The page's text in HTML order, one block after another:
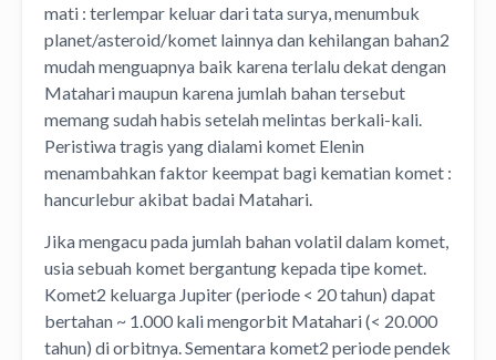
mati : terlempar keluar dari tata surya, menumbuk
planet/asteroid/komet lainnya dan kehilangan bahan2
mudah menguapnya baik karena terlalu dekat dengan
Matahari maupun karena jumlah bahan tersebut
memang sudah habis setelah melintas berkali-kali.
Peristiwa tragis yang dialami komet Elenin
menambahkan faktor keempat bagi kematian komet :
hancurlebur akibat badai Matahari.
Jika mengacu pada jumlah bahan volatil dalam komet,
usia sebuah komet bergantung kepada tipe komet.
Komet2 keluarga Jupiter (periode < 20 tahun) dapat
bertahan ~ 1.000 kali mengorbit Matahari (< 20.000
tahun) di orbitnya. Sementara komet2 periode pendek